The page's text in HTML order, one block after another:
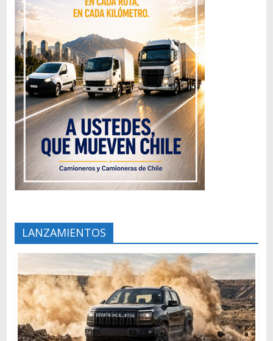
LANZAMIENTOS